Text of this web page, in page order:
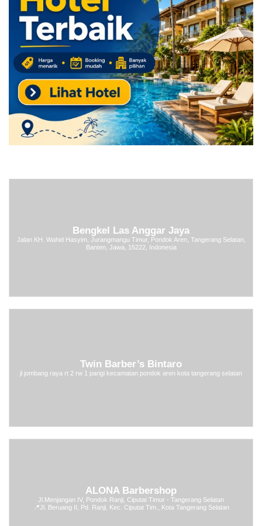
Bengkel Las Anggar Jaya
Jalan KH. Wahid Hasyim, Jurangmangu Timur, Pondok Aren, Tangerang Selatan,
Banten, Jawa, 15222, Indonesia
Twin Barber’s Bintaro
jl jombang raya rt 2 rw 1 parigi kecamatan pondok aren kota tangerang selatan
ALONA Barbershop
Jl.Menjangan IV, Pondok Ranji, Ciputat Timur - Tangerang Selatan
📍Jl. Beruang II, Pd. Ranji, Kec. Ciputat Tim., Kota Tangerang Selatan